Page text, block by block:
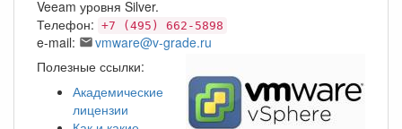
Veeam уровня Silver.
Телефон: +7 (495) 662-5898
e-mail:
vmware@v-grade.ru
Полезные ссылки:
Академические
лицензии